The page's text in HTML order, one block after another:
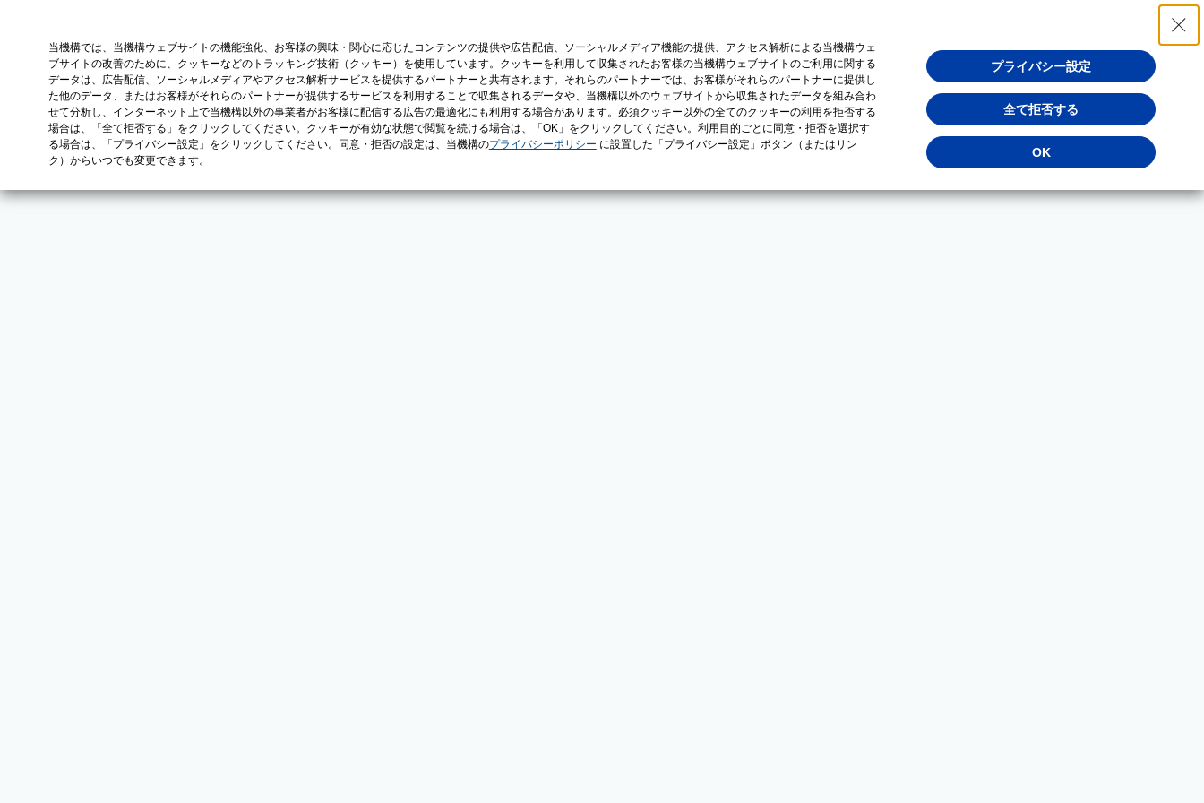
当機構では、当機構ウェブサイトの機能強化、お客様の興味・関心に応じたコンテンツの提供や広告配信、ソーシャルメディア機能の提供、アクセス解析による当機構ウェ
ブサイトの改善のために、クッキーなどのトラッキング技術（クッキー）を使用しています。クッキーを利用して収集されたお客様の当機構ウェブサイトのご利用に関する
データは、広告配信、ソーシャルメディアやアクセス解析サービスを提供するパートナーと共有されます。それらのパートナーでは、お客様がそれらのパートナーに提供し
た他のデータ、またはお客様がそれらのパートナーが提供するサービスを利用することで収集されるデータや、当機構以外のウェブサイトから収集されたデータを組み合わ
せて分析し、インターネット上で当機構以外の事業者がお客様に配信する広告の最適化にも利用する場合があります。必須クッキー以外の全てのクッキーの利用を拒否する
場合は、「全て拒否する」をクリックしてください。クッキーが有効な状態で閲覧を続ける場合は、「OK」をクリックしてください。利用目的ごとに同意・拒否を選択す
る場合は、「プライバシー設定」をクリックしてください。同意・拒否の設定は、当機構のプライバシーポリシー に設置した「プライバシー設定」ボタン（またはリン
ク）からいつでも変更できます。
プライバシー設定
全て拒否する
OK